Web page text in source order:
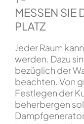
MESSEN SIE
PLATZ
Jeder Raum
werden. Dazu
bezüglich der
beachten. Von
Festlegen der
beherbergen